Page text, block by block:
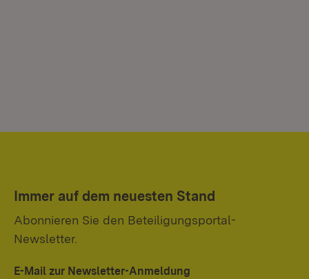
Immer auf dem neuesten Stand
Abonnieren Sie den Beteiligungsportal-
Newsletter.
E-Mail zur Newsletter-Anmeldung